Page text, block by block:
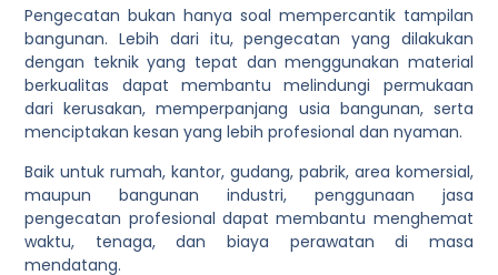
Pengecatan bukan hanya soal mempercantik tampilan
bangunan. Lebih dari itu, pengecatan yang dilakukan
dengan teknik yang tepat dan menggunakan material
berkualitas dapat membantu melindungi permukaan
dari kerusakan, memperpanjang usia bangunan, serta
menciptakan kesan yang lebih profesional dan nyaman.
Baik untuk rumah, kantor, gudang, pabrik, area komersial,
maupun bangunan industri, penggunaan jasa
pengecatan profesional dapat membantu menghemat
waktu, tenaga, dan biaya perawatan di masa
mendatang.